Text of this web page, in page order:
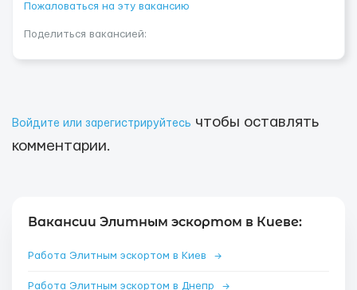
Пожаловаться на эту вакансию
Поделиться вакансией:
Войдите или зарегистрируйтесь чтобы оставлять
комментарии.
Вакансии Элитным эскортом в Киеве:
Работа Элитным эскортом в Киев →
Работа Элитным эскортом в Днепр →